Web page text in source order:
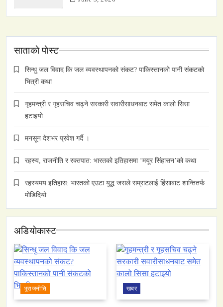
साताकाे पाेस्ट
सिन्धु जल विवाद कि जल व्यवस्थापनको संकट? पाकिस्तानको पानी संकटको
भित्री कथा
गृहमन्त्री र गृहसचिव चढ्ने सरकारी सवारीसाधनबाट समेत कालो सिसा
हटाइयो
मनसून देशभर प्रवेश गर्दै ।
रहस्य, राजनीति र रक्तपात: भारतको इतिहासमा ‘मयूर सिंहासन’को कथा
रहस्यमय इतिहास: भारतको एउटा युद्ध जसले सम्राटलाई हिंसाबाट शान्तितर्फ
मोडिदियो
अडियाेकास्ट
भूराजनीति खबर